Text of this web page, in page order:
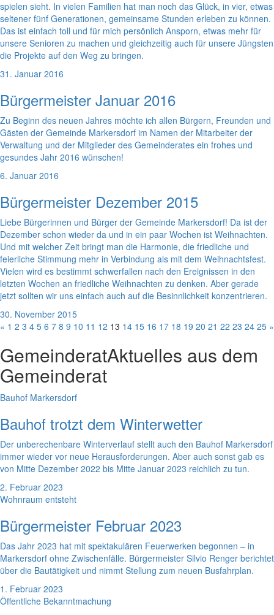
spielen sieht. In vielen Familien hat man noch das Glück, in vier, etwas
seltener fünf Generationen, gemeinsame Stunden erleben zu können.
Das ist einfach toll und für mich persönlich Ansporn, etwas mehr für
unsere Senioren zu machen und gleichzeitig auch für unsere Jüngsten
die Projekte auf den Weg zu bringen.
31. Januar 2016
Bürgermeister Januar 2016
Zu Beginn des neuen Jahres möchte ich allen Bürgern, Freunden und
Gästen der Gemeinde Markersdorf im Namen der Mitarbeiter der
Verwaltung und der Mitglieder des Gemeinderates ein frohes und
gesundes Jahr 2016 wünschen!
6. Januar 2016
Bürgermeister Dezember 2015
Liebe Bürgerinnen und Bürger der Gemeinde Markersdorf! Da ist der
Dezember schon wieder da und in ein paar Wochen ist Weihnachten.
Und mit welcher Zeit bringt man die Harmonie, die friedliche und
feierliche Stimmung mehr in Verbindung als mit dem Weihnachtsfest.
Vielen wird es bestimmt schwerfallen nach den Ereignissen in den
letzten Wochen an friedliche Weihnachten zu denken. Aber gerade
jetzt sollten wir uns einfach auch auf die Besinnlichkeit konzentrieren.
30. November 2015
« 1 2 3 4 5 6 7 8 9 10 11 12 13 14 15 16 17 18 19 20 21 22 23 24 25 »
GemeinderatAktuelles aus dem
Gemeinderat
Bauhof Markersdorf
Bauhof trotzt dem Winterwetter
Der unberechenbare Winterverlauf stellt auch den Bauhof Markersdorf
immer wieder vor neue Herausforderungen. Aber auch sonst gab es
von Mitte Dezember 2022 bis Mitte Januar 2023 reichlich zu tun.
2. Februar 2023
Wohnraum entsteht
Bürgermeister Februar 2023
Das Jahr 2023 hat mit spektakulären Feuerwerken begonnen – in
Markersdorf ohne Zwischenfälle. Bürgermeister Silvio Renger berichtet
über die Bautätigkeit und nimmt Stellung zum neuen Busfahrplan.
1. Februar 2023
Öffentliche Bekanntmachung